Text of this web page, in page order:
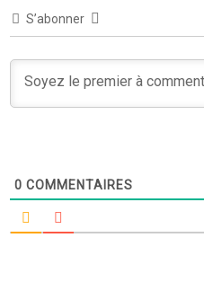
S’abonner
0 COMMENTAIRES